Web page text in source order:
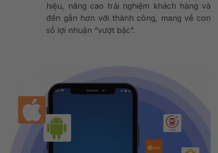
hiệu, nâng cao trải nghiệm khách hàng và
đến gần hơn với thành công, mang về con
số lợi nhuận “vượt bậc”.